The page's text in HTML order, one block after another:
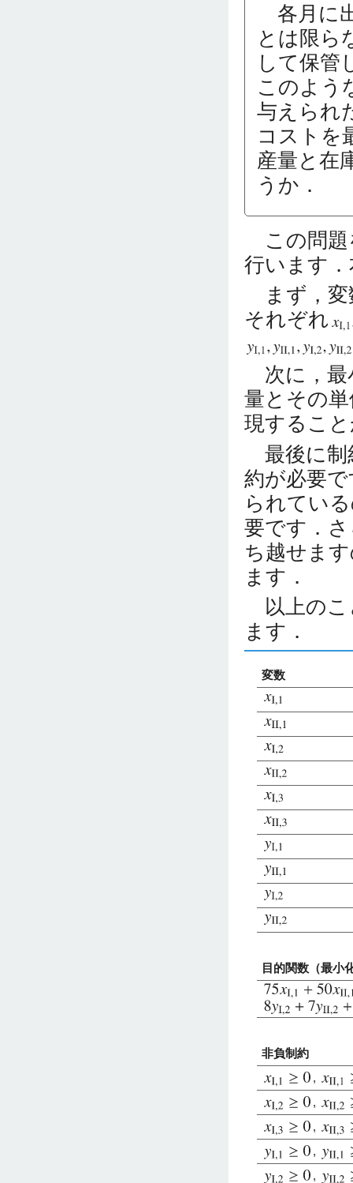
各月に
とは限ら
して保管
このよう
与えられ
コストを
産量と在
うか．
この問題
行います
まず，変
それぞれ
次に，最
量とその
現するこ
最後に制
約が必要
られてい
要です．
ち越せま
ます．
以上のこ
ます．
変数
目的関数（最小
非負制約
,
,
,
,
,